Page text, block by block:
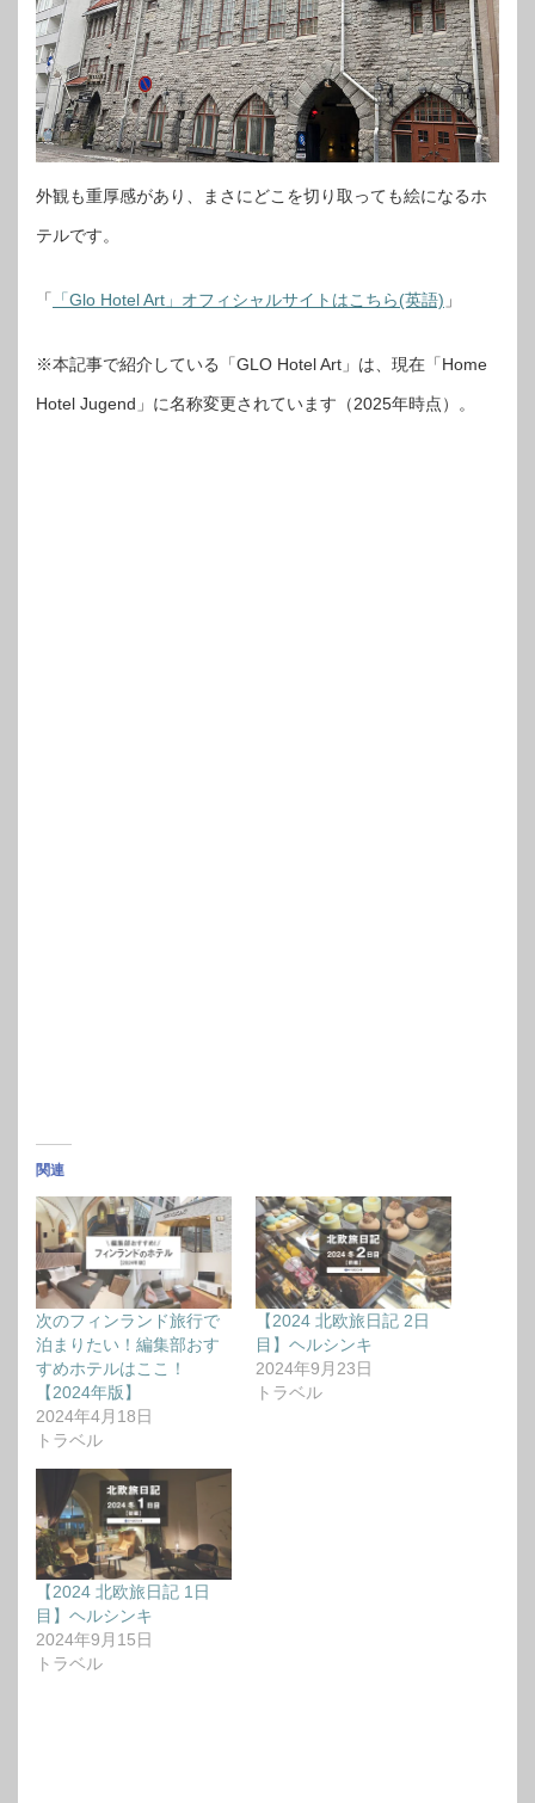
外観も重厚感があり、まさにどこを切り取っても絵になるホ
テルです。
「 「Glo Hotel Art」オフィシャルサイトはこちら(英語) 」
※本記事で紹介している「GLO Hotel Art」は、現在「Home
Hotel Jugend」に名称変更されています（2025年時点）。
関連
次のフィンランド旅行で
泊まりたい！編集部おす
すめホテルはここ！
【2024年版】
2024年4月18日
トラベル
【2024 北欧旅日記 2日
目】ヘルシンキ
2024年9月23日
トラベル
【2024 北欧旅日記 1日
目】ヘルシンキ
2024年9月15日
トラベル